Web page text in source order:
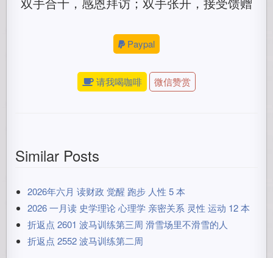
Paypal
请我喝咖啡 微信赞赏
Similar Posts
2026年六月 读财政 觉醒 跑步 人性 5 本
2026 一月读 史学理论 心理学 亲密关系 灵性 运动 12 本
折返点 2601 波马训练第三周 滑雪场里不滑雪的人
折返点 2552 波马训练第二周